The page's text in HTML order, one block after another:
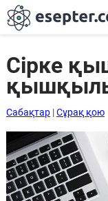
Сабақтар
тақтасы
Кіру
Сірке
Сабақтар|Сұрақ қою